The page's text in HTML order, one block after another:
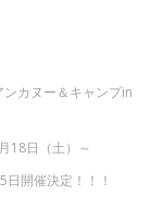
カヌー＆キャンプin
18日（土）～
日開催決定！！！